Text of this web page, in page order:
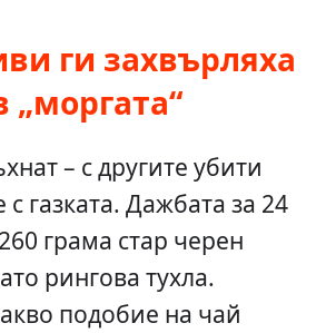
ги захвърляха
„моргата“
– с другите убити
газката. Дажбата за 24
грама стар черен
рингова тухла.
подобие на чай